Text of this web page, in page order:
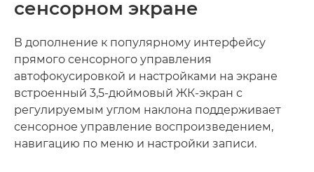
сенсорном экране
В дополнение к популярному интерфейсу
прямого сенсорного управления
автофокусировкой и настройками на экране
встроенный 3,5-дюймовый ЖК-экран с
регулируемым углом наклона поддерживает
сенсорное управление воспроизведением,
навигацию по меню и настройки записи.